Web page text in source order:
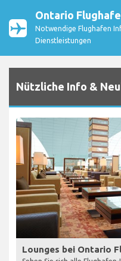
Ontario
Notwendige Flughafen
Dienstleistungen
Nützliche Info &
Lounges bei Ontario